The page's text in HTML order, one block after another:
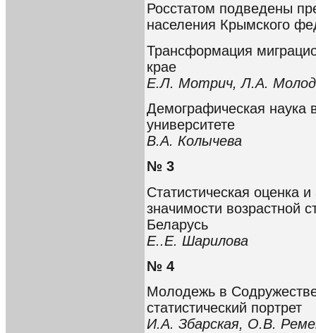
Росстатом подведены
населения Крымского
Трансформация
крае
Е.Л. Мотрич, Л.А.
Демографическая наука
университете
В.А. Колычева
№ 3
Статистическая оценка
значимости возрастной
Беларусь
Е..Е. Шарилова
№ 4
Молодежь в
статистический портрет
И.А. Збарская, О.В.